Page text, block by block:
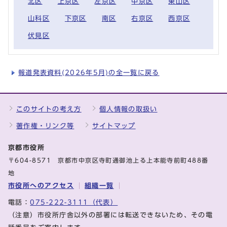
山科区 下京区 南区 右京区 西京区
伏見区
報道発表資料(2026年5月)の全一覧に戻る
このサイトの考え方 個人情報の取扱い
著作権・リンク等 サイトマップ
京都市役所
〒604-8571 京都市中京区寺町通御池上る上本能寺前町488番
地
市役所へのアクセス 組織一覧
電話：075-222-3111（代表）
（注意）市役所庁舎以外の部署には転送できないため、その電